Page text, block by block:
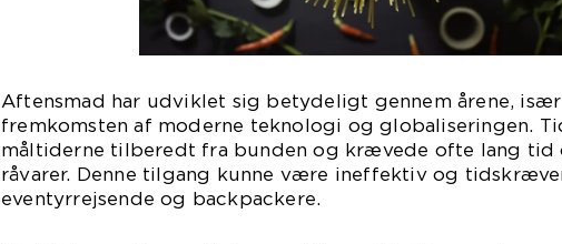
Aftensmad har udviklet sig betydeligt gennem årene,
fremkomsten af moderne teknologi og globaliseringen.
måltiderne tilberedt fra bunden og krævede ofte lang tid
råvarer. Denne tilgang kunne være ineffektiv og
eventyrrejsende og backpackere.